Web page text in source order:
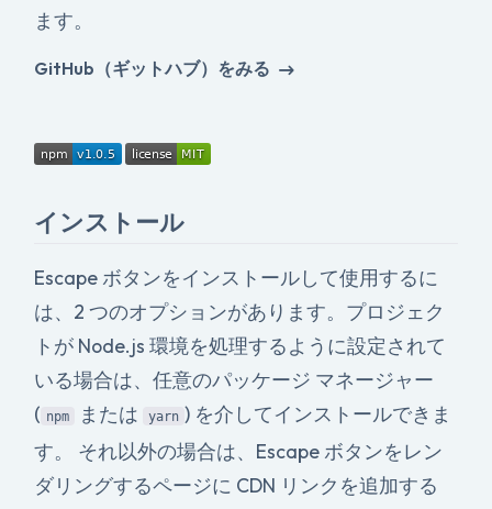
ます。
GitHub（ギットハブ）をみる
インストール
Escape ボタンをインストールして使用するに
は、2 つのオプションがあります。プロジェク
トが Node.js 環境を処理するように設定されて
いる場合は、任意のパッケージ マネージャー
( npm または yarn ) を介してインストールできま
す。 それ以外の場合は、Escape ボタンをレン
ダリングするページに CDN リンクを追加する